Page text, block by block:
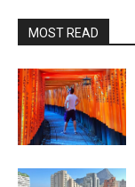
MOST READ